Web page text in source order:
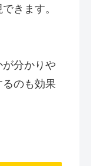
きます。
分かりや
のも効果